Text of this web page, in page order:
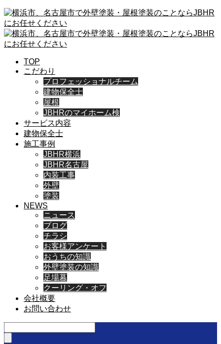
TOP
こだわり
プロフェッショナルチーム
建物保全士
屋根
JBHRのマイホーム検
サービス内容
建物保全士
施工事例
JBHR横浜
JBHR名古屋
内装工事
外壁
塗装
NEWS
ニュース
ブログ
チラシ
お客様アンケート
おうちの知識
外壁塗装の知識
足場幕
クーリング・オフ
会社概要
お問い合わせ